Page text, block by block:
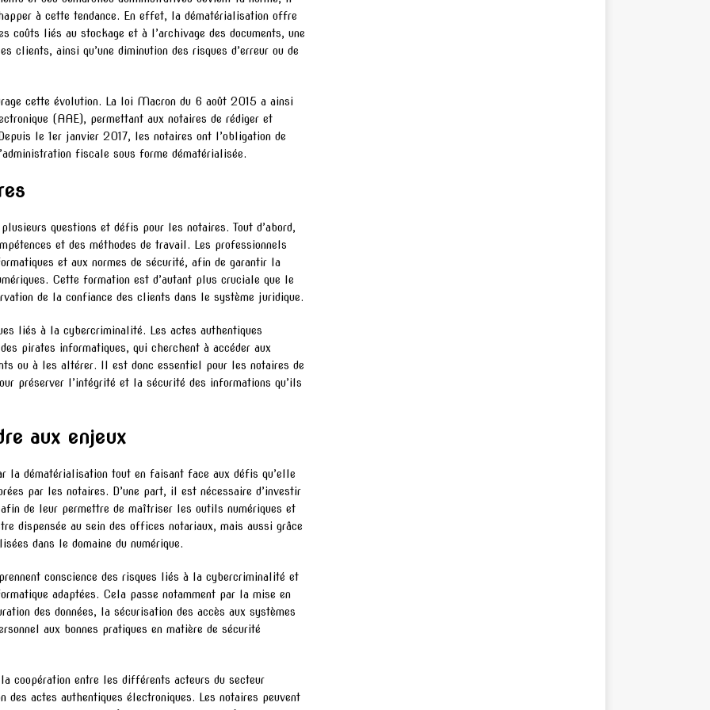
à cette tendance. En effet, la dématérialisation offre
coûts liés au stockage et à l’archivage des documents, une
clients, ainsi qu’une diminution des risques d’erreur ou de
cette évolution. La loi Macron du 6 août 2015 a ainsi
(AAE), permettant aux notaires de rédiger et
le 1er janvier 2017, les notaires ont l’obligation de
fiscale sous forme dématérialisée.
questions et défis pour les notaires. Tout d’abord,
et des méthodes de travail. Les professionnels
et aux normes de sécurité, afin de garantir la
Cette formation est d’autant plus cruciale que le
de la confiance des clients dans le système juridique.
liés à la cybercriminalité. Les actes authentiques
pirates informatiques, qui cherchent à accéder aux
ou à les altérer. Il est donc essentiel pour les notaires de
préserver l’intégrité et la sécurité des informations qu’ils
aux enjeux
dématérialisation tout en faisant face aux défis qu’elle
par les notaires. D’une part, il est nécessaire d’investir
de leur permettre de maîtriser les outils numériques et
dispensée au sein des offices notariaux, mais aussi grâce
dans le domaine du numérique.
conscience des risques liés à la cybercriminalité et
adaptées. Cela passe notamment par la mise en
des données, la sécurisation des accès aux systèmes
aux bonnes pratiques en matière de sécurité
coopération entre les différents acteurs du secteur
actes authentiques électroniques. Les notaires peuvent